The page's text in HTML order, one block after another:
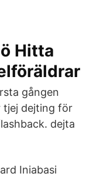
Hitta
gången
tjej dejting för
dejta
Iniabasi